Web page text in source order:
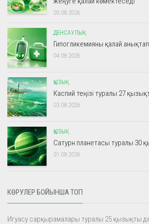
05.08.2026
ДЕНСАУЛЫҚ
Гипогликемияны қалай
04.08.2026
ҚЫЗЫҚ
Каспий теңізі туралы 27
03.08.2026
ҚЫЗЫҚ
Сатурн планетасы туралы 30
01.08.2026
КӨРУЛЕР БОЙЫНША ТОП
Игуасу сарқырамалары туралы 25 қызықты